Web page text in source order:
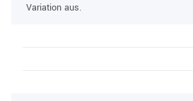
Variation aus.